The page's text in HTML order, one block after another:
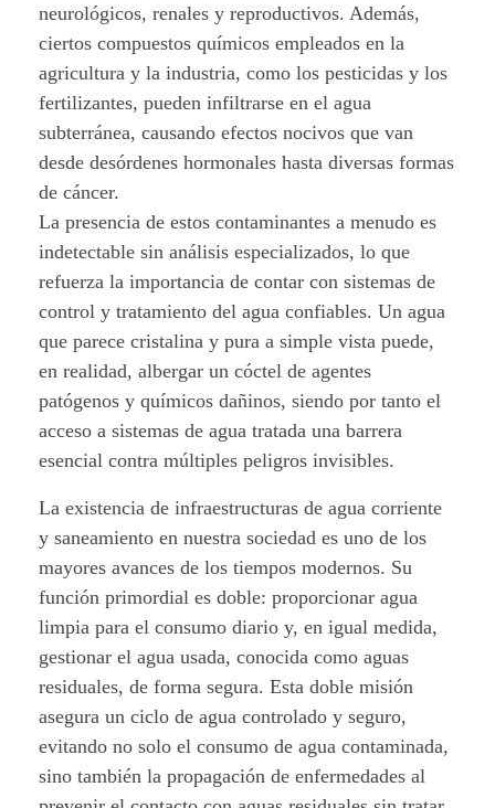
r
o
.
neurológicos, renales y reproductivos. Además,
ciertos compuestos químicos empleados en la
agricultura y la industria, como los pesticidas y los
fertilizantes, pueden infiltrarse en el agua
subterránea, causando efectos nocivos que van
desde desórdenes hormonales hasta diversas formas
de cáncer.
La presencia de estos contaminantes a menudo es
indetectable sin análisis especializados, lo que
refuerza la importancia de contar con sistemas de
control y tratamiento del agua confiables. Un agua
que parece cristalina y pura a simple vista puede,
en realidad, albergar un cóctel de agentes
patógenos y químicos dañinos, siendo por tanto el
acceso a sistemas de agua tratada una barrera
esencial contra múltiples peligros invisibles.
La existencia de infraestructuras de agua corriente
y saneamiento en nuestra sociedad es uno de los
mayores avances de los tiempos modernos. Su
función primordial es doble: proporcionar agua
limpia para el consumo diario y, en igual medida,
gestionar el agua usada, conocida como aguas
residuales, de forma segura. Esta doble misión
asegura un ciclo de agua controlado y seguro,
evitando no solo el consumo de agua contaminada,
sino también la propagación de enfermedades al